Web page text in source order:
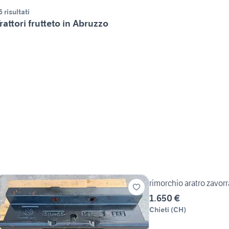
risultati
frutteto in Abruzzo
rimorchio aratro
1.650 €
Chieti (CH)